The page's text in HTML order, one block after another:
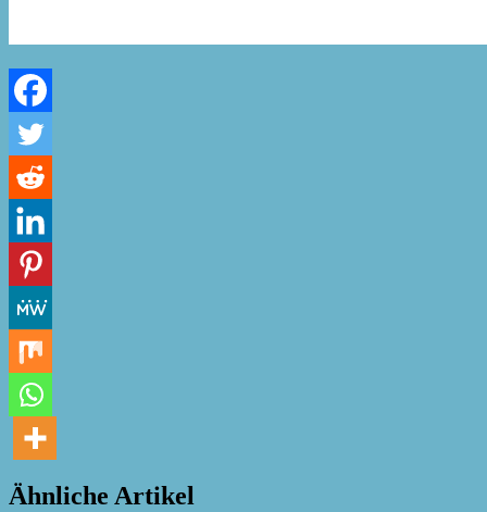
Ähnliche Artikel